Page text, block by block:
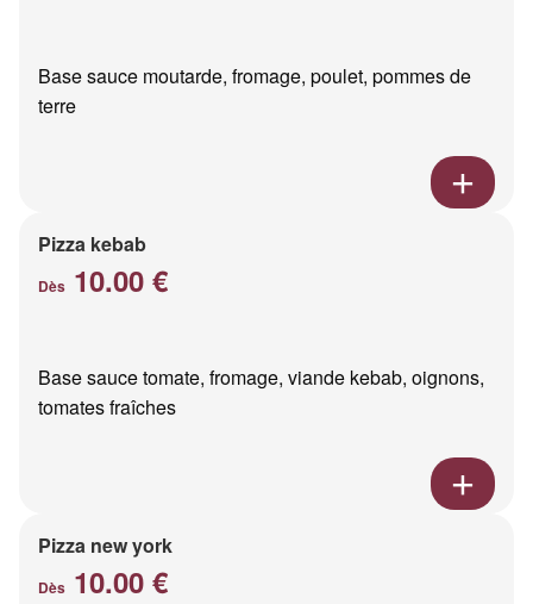
Base sauce moutarde, fromage, poulet, pommes de
terre
Pizza kebab
Dès 10.00 €
Base sauce tomate, fromage, viande kebab, oignons,
tomates fraîches
Pizza new york
Dès 10.00 €